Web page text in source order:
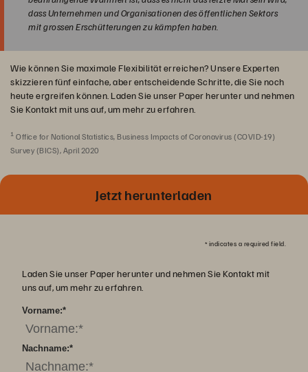
dass Unternehmen und Organisationen des öffentlichen Sektors
mit grossen Erschütterungen zu kämpfen haben.
Wie können Sie maximale Flexibilität erreichen? Unsere Experten
skizzieren fünf einfache, aber entscheidende Schritte, die Sie noch
heute ergreifen können. Laden Sie unser Paper herunter und nehmen
Sie Kontakt mit uns auf, um mehr zu erfahren.
1 Office for National Statistics, Business Impacts of Coronavirus (COVID-19)
Survey (BICS), April 2020
Jetzt herunterladen
* indicates a required field.
Laden Sie unser Paper herunter und nehmen Sie Kontakt mit
uns auf, um mehr zu erfahren.
*
Vorname:
*
Nachname: